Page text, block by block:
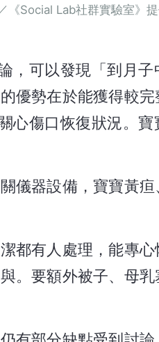
Social Lab社群實驗室》提
，可以發現「到月
優勢在於能獲得較完
心傷口恢復狀況。
儀器設備，寶寶黃
都有人處理，能專
。要額外被子、母